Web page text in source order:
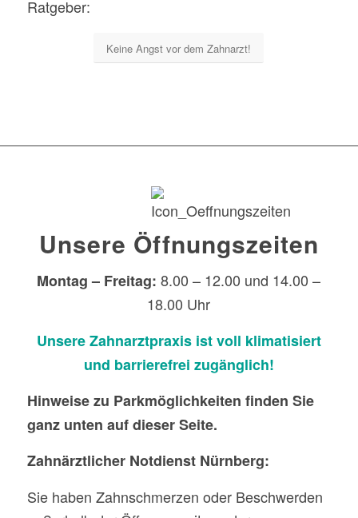
Ratgeber:
Keine Angst vor dem Zahnarzt!
Unsere Öffnungszeiten
Montag – Freitag:8.00 – 12.00 und 14.00 –
18.00 Uhr
Unsere Zahnarztpraxis ist voll klimatisiert
und barrierefrei zugänglich!
Hinweise zu Parkmöglichkeiten finden Sie
ganz unten auf dieser Seite.
Zahnärztlicher Notdienst Nürnberg:
Sie haben Zahnschmerzen oder Beschwerden